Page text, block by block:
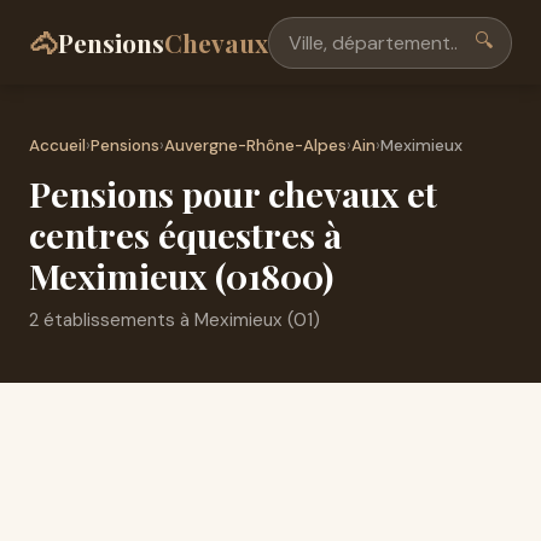
🐴PensionsChevaux 🔍
Accueil›Pensions›Auvergne-Rhône-Alpes›Ain›Meximieux
Pensions pour chevaux et
centres équestres à
Meximieux (01800)
2 établissements à Meximieux (01)